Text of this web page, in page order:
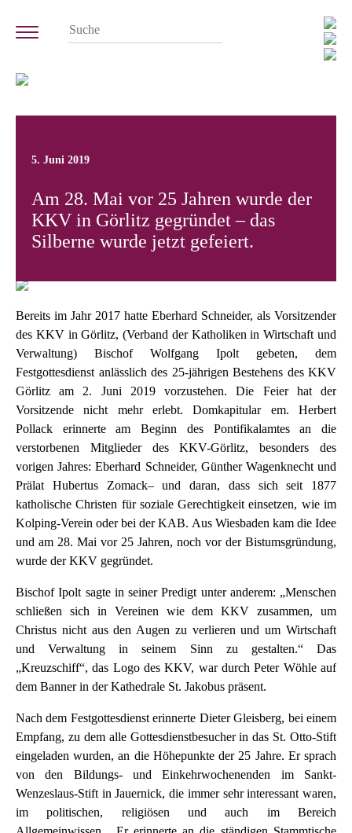
5. Juni 2019
Am 28. Mai vor 25 Jahren wurde der
KKV in Görlitz gegründet – das
Silberne wurde jetzt gefeiert.
Bereits im Jahr 2017 hatte Eberhard Schneider, als Vorsitzender
des KKV in Görlitz, (Verband der Katholiken in Wirtschaft und
Verwaltung) Bischof Wolfgang Ipolt gebeten, dem
Festgottesdienst anlässlich des 25-jährigen Bestehens des KKV
Görlitz am 2. Juni 2019 vorzustehen. Die Feier hat der
Vorsitzende nicht mehr erlebt. Domkapitular em. Herbert
Pollack erinnerte am Beginn des Pontifikalamtes an die
verstorbenen Mitglieder des KKV-Görlitz, besonders des
vorigen Jahres: Eberhard Schneider, Günther Wagenknecht und
Prälat Hubertus Zomack– und daran, dass sich seit 1877
katholische Christen für soziale Gerechtigkeit einsetzen, wie im
Kolping-Verein oder bei der KAB. Aus Wiesbaden kam die Idee
und am 28. Mai vor 25 Jahren, noch vor der Bistumsgründung,
wurde der KKV gegründet.
Bischof Ipolt sagte in seiner Predigt unter anderem: „Menschen
schließen sich in Vereinen wie dem KKV zusammen, um
Christus nicht aus den Augen zu verlieren und um Wirtschaft
und Verwaltung in seinem Sinn zu gestalten.“ Das
„Kreuzschiff“, das Logo des KKV, war durch Peter Wöhle auf
dem Banner in der Kathedrale St. Jakobus präsent.
Nach dem Festgottesdienst erinnerte Dieter Gleisberg, bei einem
Empfang, zu dem alle Gottesdienstbesucher in das St. Otto-Stift
eingeladen wurden, an die Höhepunkte der 25 Jahre. Er sprach
von den Bildungs- und Einkehrwochenenden im Sankt-
Wenzeslaus-Stift in Jauernick, die immer sehr interessant waren,
im politischen, religiösen und auch im Bereich